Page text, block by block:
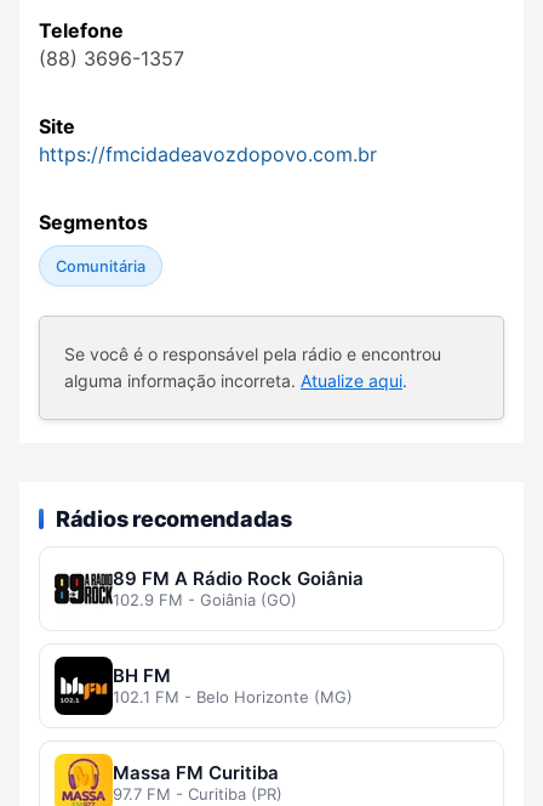
Telefone
(88) 3696-1357
Site
https://fmcidadeavozdopovo.com.br
Segmentos
Comunitária
Se você é o responsável pela rádio e encontrou
alguma informação incorreta. Atualize aqui.
Rádios recomendadas
89 FM A Rádio Rock Goiânia
102.9 FM - Goiânia (GO)
BH FM
102.1 FM - Belo Horizonte (MG)
Massa FM Curitiba
97.7 FM - Curitiba (PR)